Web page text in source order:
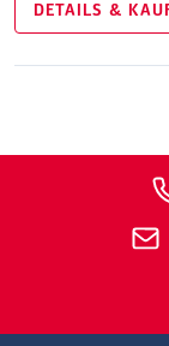
DETAILS &